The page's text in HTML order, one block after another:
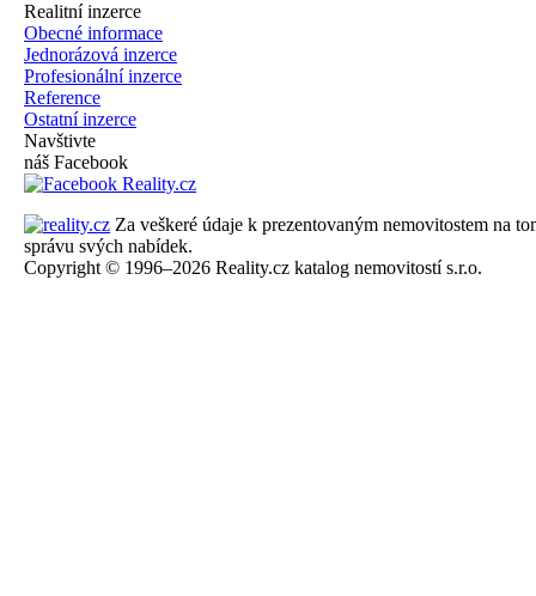
Realitní inzerce
Obecné informace
Jednorázová inzerce
Profesionální inzerce
Reference
Ostatní inzerce
Navštivte
náš Facebook
Za veškeré údaje k prezentovaným nemovitostem na
správu svých nabídek.
Copyright © 1996–2026 Reality.cz katalog nemovitostí s.r.o.